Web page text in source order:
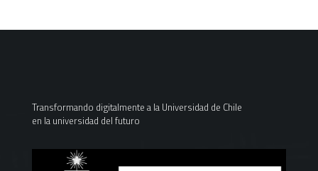
Transformando digitalmente a la Universidad de Chile
en la universidad del futuro